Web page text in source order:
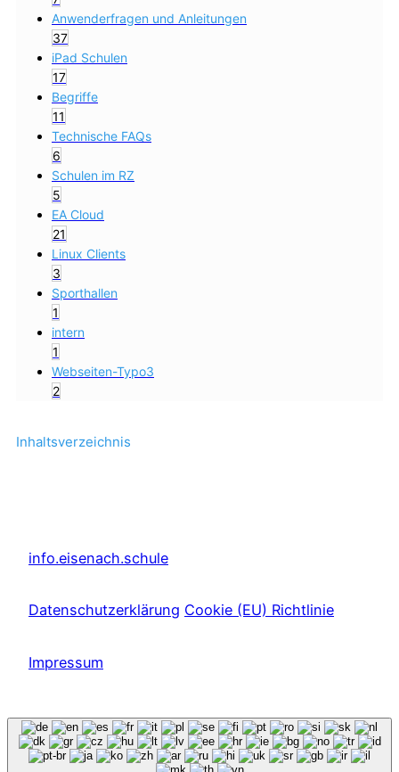
Inhaltsverzeichnis
Anwenderfragen und Anleitungen
37
iPad Schulen
17
Begriffe
11
Technische FAQs
6
Schulen im RZ
5
EA Cloud
21
Linux Clients
3
Sporthallen
1
intern
1
Webseiten-Typo3
2
info.eisenach.schule
Datenschutzerklärung Cookie (EU) Richtlinie
Impressum